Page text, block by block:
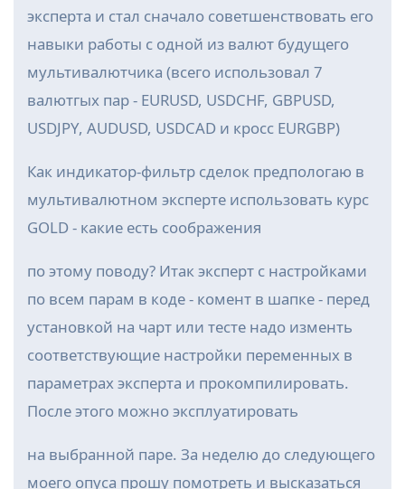
эксперта и стал сначало советшенствовать его
навыки работы с одной из валют будущего
мультивалютчика (всего использовал 7
валютгых пар - EURUSD, USDCHF, GBPUSD,
USDJPY, AUDUSD, USDCAD и кросс EURGBP)
Как индикатор-фильтр сделок предпологаю в
мультивалютном эксперте использовать курс
GOLD - какие есть соображения
по этому поводу? Итак эксперт с настройками
по всем парам в коде - комент в шапке - перед
установкой на чарт или тесте надо изменть
соответствующие настройки переменных в
параметрах эксперта и прокомпилировать.
После этого можно эксплуатировать
на выбранной паре. За неделю до следующего
моего опуса прошу помотреть и высказаться